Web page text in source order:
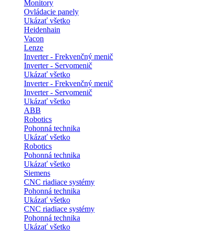
Monitory
Ovládacie panely
Ukázať všetko
Heidenhain
Vacon
Lenze
Inverter - Frekvenčný menič
Inverter - Servomenič
Ukázať všetko
Inverter - Frekvenčný menič
Inverter - Servomenič
Ukázať všetko
ABB
Robotics
Pohonná technika
Ukázať všetko
Robotics
Pohonná technika
Ukázať všetko
Siemens
CNC riadiace systémy
Pohonná technika
Ukázať všetko
CNC riadiace systémy
Pohonná technika
Ukázať všetko